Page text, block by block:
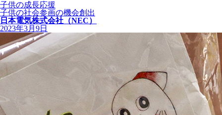
子供の成長応援
子供の社会参画の機会創出
日本電気株式会社（NEC）
2023年3月9日